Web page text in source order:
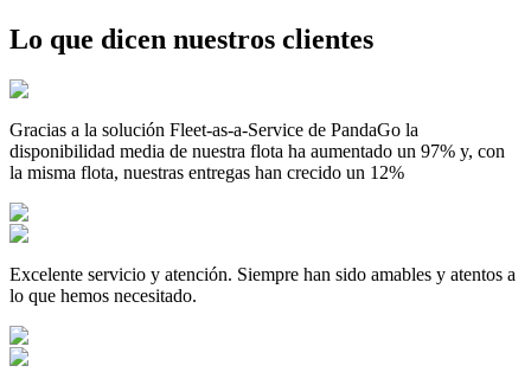
Lo que dicen nuestros clientes
Gracias a la solución Fleet-as-a-Service de PandaGo la
disponibilidad media de nuestra flota ha aumentado un 97% y, con
la misma flota, nuestras entregas han crecido un 12%
Excelente servicio y atención. Siempre han sido amables y atentos a
lo que hemos necesitado.